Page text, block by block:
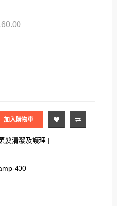
加入購物車
髮清潔及護理 |
400